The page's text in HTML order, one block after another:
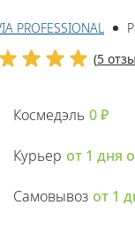
PROFESSIONAL
(5
Космедэль 0 ₽
Курьер от 1 дня
Самовывоз от 1